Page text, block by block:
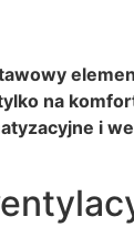
na
i